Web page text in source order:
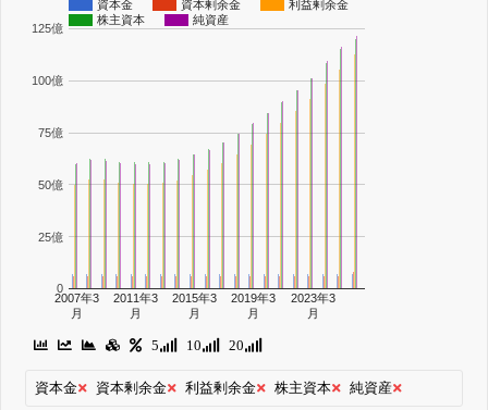
資本金 資本剰余金
利益剰余金
株主資本
純資産
2007年3
月
2011年3
月
2015年3
月
2019年3
月
2023年3
月
0
25億
50億
75億
100億
125億
5 10 20
資本金 資本剰余金 利益剰余金 株主資本 純資産